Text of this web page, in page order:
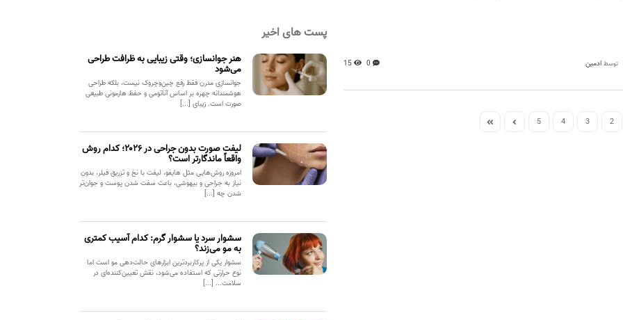
توسطادمین 0
15
2
3
4
5
پست های اخیر
هنر جوانسازی؛ وقتی زیبایی به ظرافت طراحی
می‌شود
جوانسازی مدرن فقط رفع چین‌وچروک نیست، بلکه طراحی
هوشمندانه چهره بر اساس آناتومی و حفظ هارمونی طبیعی
صورت است. زیبای [...]
لیفت صورت بدون جراحی در ۲۰۲۶؛ کدام روش
واقعاً ماندگارتر است؟
امروزه روش‌هایی مثل هایفو، لیفت با نخ و تزریق فیلر، بدون
نیاز به جراحی و بیهوشی، باعث سفت شدن پوست و جوان‌تر
شدن چه [...]
سشوار سرد یا سشوار گرم: کدام آسیب کمتری
به مو می‌زند؟
سشوار یکی از پرکاربردترین ابزارهای حالت‌دهی مو است اما
نوع حرارتی که استفاده می‌شود، نقش تعیین‌کننده‌ای در
سلامت... [...]